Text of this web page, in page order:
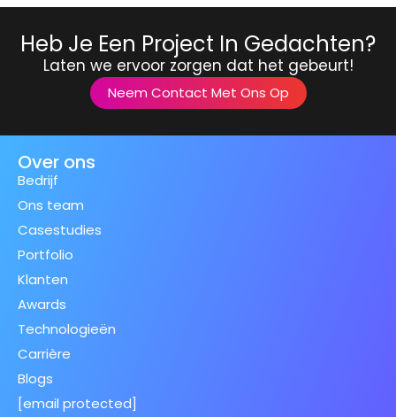
Heb Je Een Project In Gedachten?
Laten we ervoor zorgen dat het gebeurt!
Neem Contact Met Ons Op
Over ons
Bedrijf
Ons team
Casestudies
Portfolio
Klanten
Awards
Technologieën
Carrière
Blogs
[email protected]